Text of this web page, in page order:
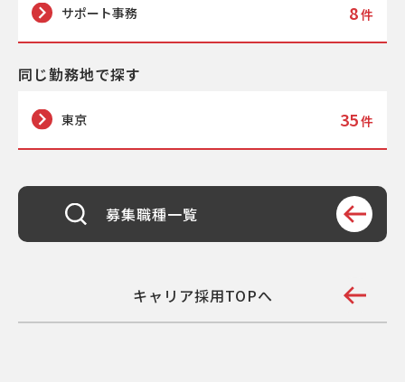
か
選考の結果について詳細理由を教えてもらえ
採用プロセスについて
今すぐに勤務できないのですが、応募できま
すか
サポート事務 8件
同じ勤務地で探す
東京 35件
募集職種一覧
キャリア採用TOPへ